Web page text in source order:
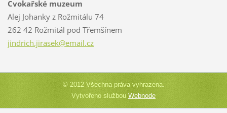
Cvokařské muzeum
Alej Johanky z Rožmitálu 74
262 42 Rožmitál pod Třemšínem
jindrich.jirasek@email.cz
© 2012 Všechna práva vyhrazena.
Vytvořeno službouWebnode